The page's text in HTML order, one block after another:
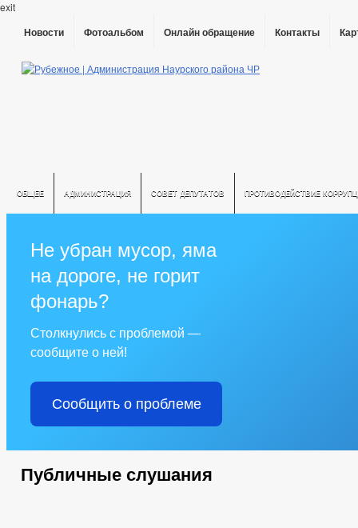
exit
Новости Фотоальбом Онлайн обращение Контакты
ОБЩЕЕ АДМИНИСТРАЦИЯ СОВЕТ ДЕПУТАТОВ ПРОТИВОДЕЙСТВИЕ
Не убран мусор, яма
на дороге, не горит
фонарь?
Столкнулись с проблемой —
сообщите о ней!
Сообщить о проблеме
Публичные слушания